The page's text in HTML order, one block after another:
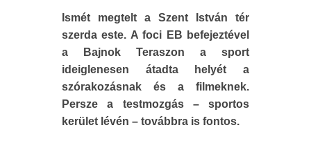
Ismét megtelt a Szent István tér
szerda este. A foci EB befejeztével
a Bajnok Teraszon a sport
ideiglenesen átadta helyét a
szórakozásnak és a filmeknek.
Persze a testmozgás – sportos
kerület lévén – továbbra is fontos.